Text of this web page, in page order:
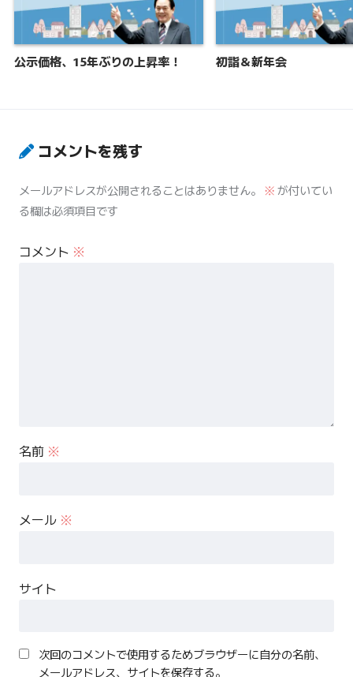
公示価格、15年ぶりの上昇率！ 初詣＆新年会
コメントを残す
メールアドレスが公開されることはありません。 ※が付いてい
る欄は必須項目です
コメント ※
名前 ※
メール ※
サイト
次回のコメントで使用するためブラウザーに自分の名前、
メールアドレス、サイトを保存する。